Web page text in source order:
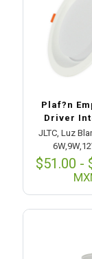
Plaf?n
Driver
JLTC, Luz
$51.00 -